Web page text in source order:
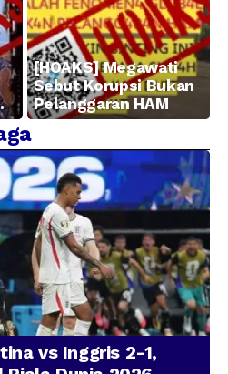
[HOAKS] Megawati
Sebut Korupsi Bukan
Pelanggaran HAM
vs Inggris 2-1,